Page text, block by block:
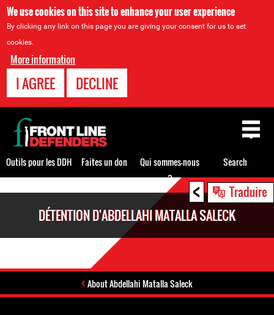
We use cookies on this site to enhance your user experience
By clicking any link on this page you are giving your consent for us to set
cookies.
More information
I AGREE DECLINE
< Traduire
DÉTENTION D'ABDELLAHI MATALLA SALECK
About Abdellahi Matalla Saleck
Back
to
top
Outils pour les DDH Faites un don
Qui sommes-nous
?
Search